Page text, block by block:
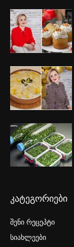
კატეგორიები
შენი რეცეპტი
სიახლეები